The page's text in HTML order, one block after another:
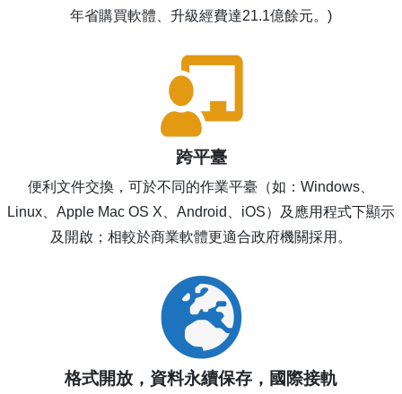
年省購買軟體、升級經費達21.1億餘元。)
跨平臺
便利文件交換，可於不同的作業平臺（如：Windows、
Linux、Apple Mac OS X、Android、iOS）及應用程式下顯示
及開啟；相較於商業軟體更適合政府機關採用。
格式開放，資料永續保存，國際接軌